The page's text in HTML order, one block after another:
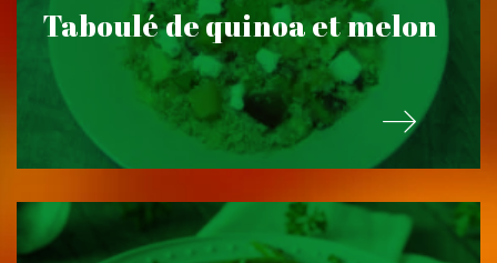
Taboulé de quinoa et melon